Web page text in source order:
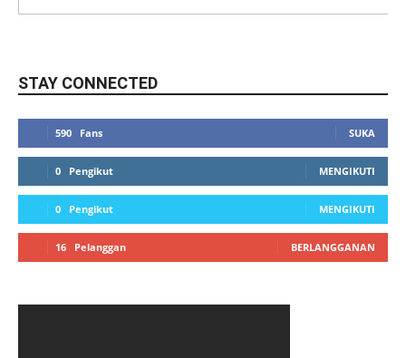
STAY CONNECTED
590 Fans SUKA
0 Pengikut MENGIKUTI
0 Pengikut MENGIKUTI
16 Pelanggan BERLANGGANAN